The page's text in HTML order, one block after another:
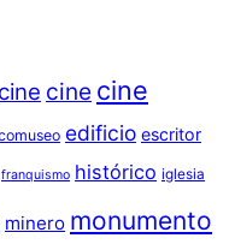
cine cine
edificio escritor
franquismo histórico iglesia
minero monumento